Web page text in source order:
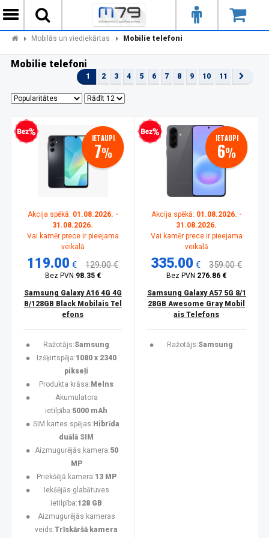
Mobilās un viediekārtas Mobilie telefoni
Mobilie telefoni
1 2 3 4 5 6 7 8 9 10 11
kredīts IETAUPI
7%
Akcija spēkā: 01.08.2026. -
31.08.2026.
Vai kamēr prece ir pieejama
veikalā
119.00 € 129.00 €
Bez PVN 98.35 €
Samsung Galaxy A16 4G 4G
B/128GB Black Mobilais Tel
efons
Ražotājs:Samsung
Izšķirtspēja:1080 x 2340
pikseļi
Produkta krāsa: Melns
Akumulatora
ietilpība:5000 mAh
SIM kartes spējas: Hibrīda
duālā SIM
Aizmugurējās kamera:50
MP
Priekšējā kamera:13 MP
Iekšējās glabātuves
ietilpība:128 GB
Aizmugurējās kameras
veids:Trīskāršā kamera
Bezprocentu kredīts IETAUPI
6%
Akcija spēkā: 01.08.2026. -
31.08.2026.
Vai kamēr prece ir pieejama
veikalā
335.00 € 359.00 €
Bez PVN 276.86 €
Samsung Galaxy A57 5G 8/1
28GB Awesome Gray Mobil
ais Telefons
Ražotājs:Samsung